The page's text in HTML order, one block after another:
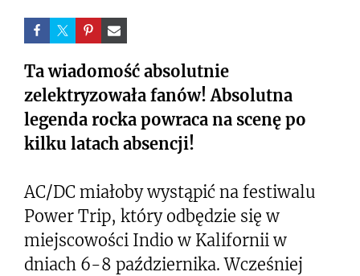
Ta wiadomość absolutnie
zelektryzowała fanów! Absolutna
legenda rocka powraca na scenę po
kilku latach absencji!
AC/DC miałoby wystąpić na festiwalu
Power Trip, który odbędzie się w
miejscowości Indio w Kalifornii w
dniach 6-8 października. Wcześniej